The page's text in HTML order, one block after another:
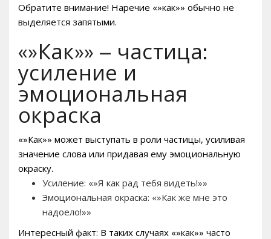
Обратите внимание! Наречие «»как»» обычно не
выделяется запятыми.
«»Как»» – частица:
усиление и
эмоциональная
окраска
«»Как»» может выступать в роли частицы, усиливая
значение слова или придавая ему эмоциональную
окраску.
Усиление: «»Я как рад тебя видеть!»»
Эмоциональная окраска: «»Как же мне это
надоело!»»
Интересный факт: В таких случаях «»как»» часто